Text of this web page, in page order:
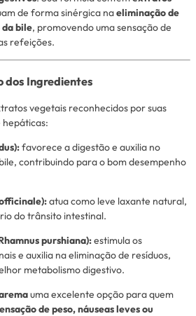
de forma sinérgica naeliminação de
bile, promovendo uma sensação de
refeições.
dos Ingredientes
vegetais reconhecidos por suas
hepáticas:
favorece a digestão e auxilia no
contribuindo para o bom desempenho
atua como leve laxante natural,
do trânsito intestinal.
purshiana):estimula os
e auxilia na eliminação de resíduos,
metabolismo digestivo.
uma excelente opção para quem
de peso, náuseas leves ou